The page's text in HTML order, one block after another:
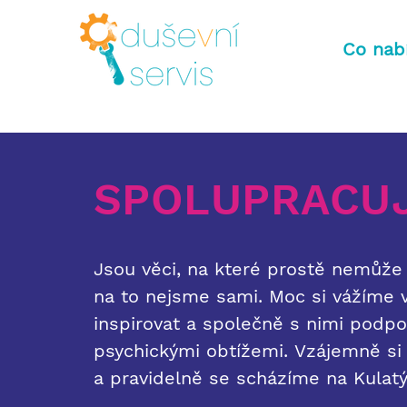
Co
Jsou věci, na které prostě
na to nejsme sami. Moc si vážíme
inspirovat a společně s nimi
psychickými obtížemi. Vzájemně
a pravidelně se scházíme na